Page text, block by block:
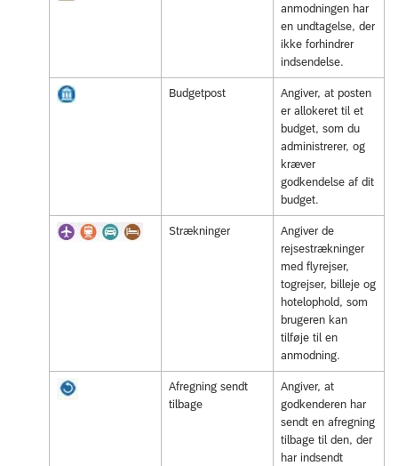
anmodningen har
en undtagelse, der
ikke forhindrer
indsendelse.
Budgetpost
Angiver, at posten
er allokeret til et
budget, som du
administrerer, og
kræver
godkendelse af dit
budget.
Strækninger
Angiver de
rejsestrækninger
med flyrejser,
togrejser, billeje og
hotelophold, som
brugeren kan
tilføje til en
anmodning.
Afregning sendt
tilbage
Angiver, at
godkenderen har
sendt en afregning
tilbage til den, der
har indsendt